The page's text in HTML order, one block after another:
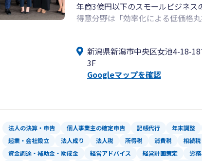
年商3億円以下のスモールビジネス
得意分野は「効率化による低価格
一番身近なパートナーとしてご利
情報充実の公式HPもぜひご覧くださ
新潟県新潟市中央区女池4-18-
3F
Googleマップを確認
法人の決算・申告 個人事業主の確定申告 記帳代行 年末調整
起業・会社設立
法人成り 法人税 所得税 消費税 相続
資金調達・補助金・助成金
経営アドバイス 経営計画策定 労